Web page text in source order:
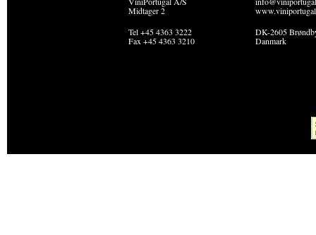
Midtager 2
Tel +45 4363 3222
Fax +45 4363 3210
DK-2605
Danmark